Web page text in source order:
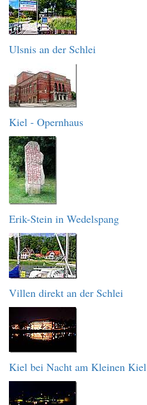
Ulsnis an der Schlei
Kiel - Opernhaus
Erik-Stein in Wedelspang
Villen direkt an der Schlei
Kiel bei Nacht am Kleinen Kiel